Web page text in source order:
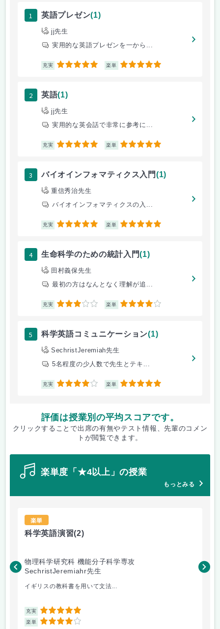
1 英語プレゼン(1)
jj先生
実用的な英語プレゼンを一から...
充実 5 楽単 5
2 英語(1)
jj先生
実用的な英会話で非常に参考に...
充実 5 楽単 5
3 バイオインフォマティクス入門(1)
重信秀治先生
バイオインフォマティクスの入...
充実 5 楽単 5
4 生命科学のための統計入門(1)
田村義保先生
最初の方はなんとなく理解が追...
充実 3 楽単 4
5 科学英語コミュニケーション(1)
SechristJeremiah先生
5名程度の少人数で先生とテキ...
充実 4 楽単 5
評価は授業別の平均スコアです。
クリックすることで出席の有無やテスト情報、先輩のコメン
トが閲覧できます。
楽単度「★4以上」の授業
もっとみる
楽単
科学英語演習(2)
物理科学研究科 機能分子科学専攻
SechristJeremiahr先生
イギリスの教科書を用いて文法...
充実 5
楽単 4
た